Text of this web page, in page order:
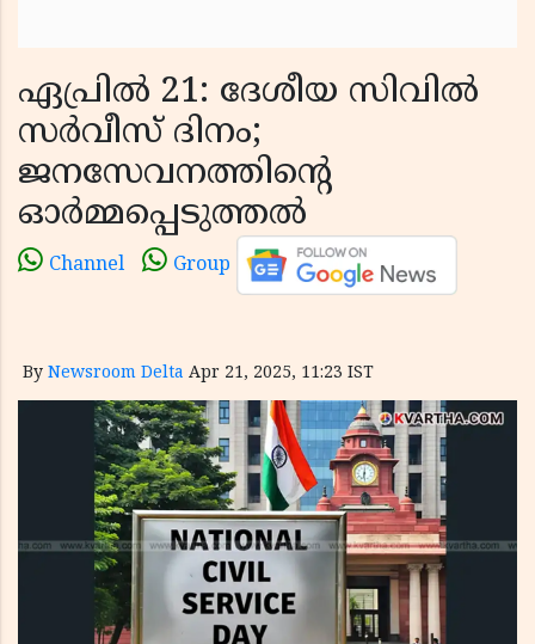
ഏപ്രിൽ 21: ദേശീയ സിവിൽ
സർവീസ് ദിനം;
ജനസേവനത്തിൻ്റെ
ഓർമ്മപ്പെടുത്തൽ
Channel Group
By Newsroom Delta Apr 21, 2025, 11:23 IST